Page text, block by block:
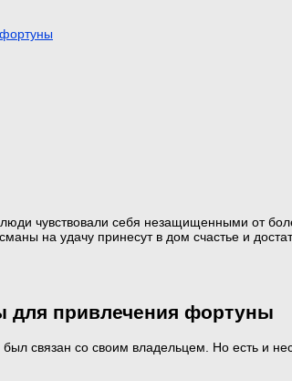
чувствовали себя незащищенными от
на удачу принесут в дом счастье и
для привлечения фортуны
связан со своим владельцем. Но есть и